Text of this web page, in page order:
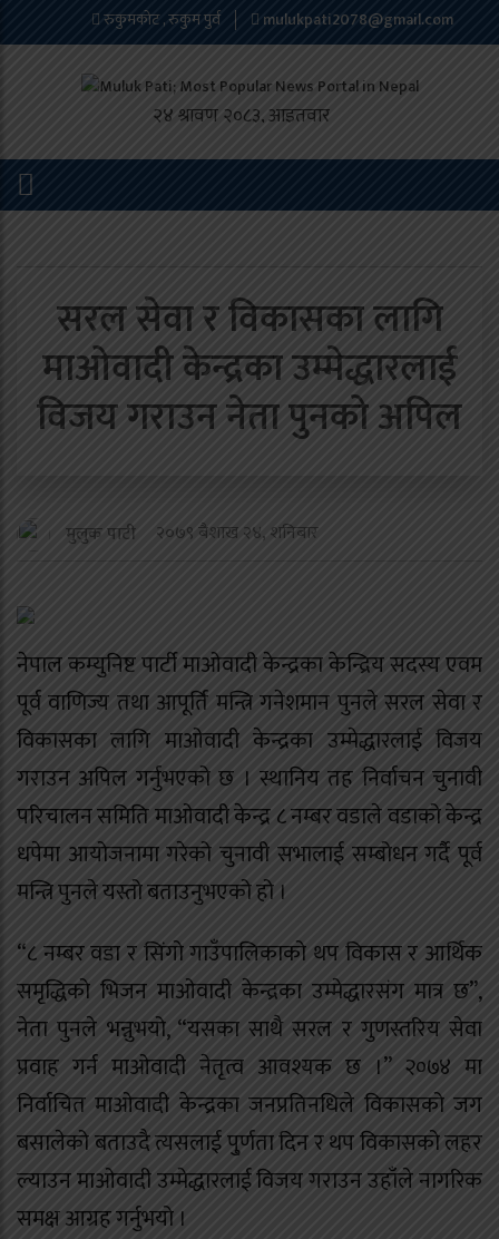
रुकुमकोट , रुकुम पुर्व mulukpati2078@gmail.com
सरल सेवा र विकासका लागि
माओवादी केन्द्रका उम्मेद्धारलाई
विजय गराउन नेता पुनको अपिल
मुलुक पाटी २०७९ बैशाख २४, शनिबार
नेपाल कम्युनिष्ट पार्टी माओवादी केन्द्रका केन्द्रिय सदस्य एवम
पूर्व वाणिज्य तथा आपूर्ति मन्त्रि गनेशमान पुनले सरल सेवा र
विकासका लागि माओवादी केन्द्रका उम्मेद्धारलाई विजय
गराउन अपिल गर्नुभएको छ । स्थानिय तह निर्वाचन चुनावी
परिचालन समिति माओवादी केन्द्र ८ नम्बर वडाले वडाको केन्द्र
धपेमा आयोजनामा गरेको चुनावी सभालाई सम्बोधन गर्दै पूर्व
मन्त्रि पुनले यस्तो बताउनुभएको हो ।
“८ नम्बर वडा र सिंगो गाउँपालिकाको थप विकास र आर्थिक
समृद्धिको भिजन माओवादी केन्द्रका उम्मेद्धारसंग मात्र छ”,
नेता पुनले भन्नुभयो, “यसका साथै सरल र गुणस्तरिय सेवा
प्रवाह गर्न माओवादी नेतृत्व आवश्यक छ ।” २०७४ मा
निर्वाचित माओवादी केन्द्रका जनप्रतिनधिले विकासको जग
बसालेको बताउदै त्यसलाई पु्र्णता दिन र थप विकासको लहर
ल्याउन माओवादी उम्मेद्धारलाई विजय गराउन उहाँले नागरिक
समक्ष आग्रह गर्नुभयो ।